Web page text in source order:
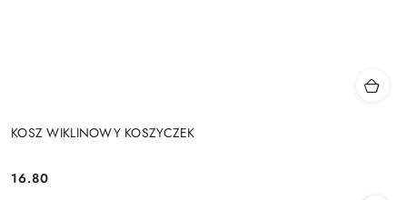
KOSZ WIKLINOWY KOSZYCZEK
Cena:
16.80